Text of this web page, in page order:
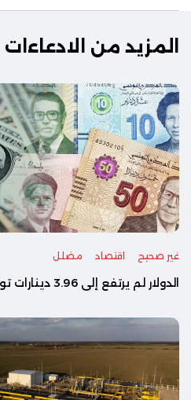
المزيد من الادعاءات
غير صحيح اقتصاد مضلل
الدولار لم يرتفع إلى 3.96 دينارات تونسية.. بل يعادل 2.95...